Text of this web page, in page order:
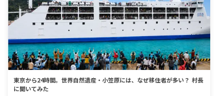
東京から24時間。世界自然遺産・小笠原には、なぜ移住者が多い？ 村長
に聞いてみた